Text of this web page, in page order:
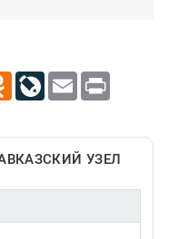
Odnoklassniki
LiveJournal
Email Print
УЗЕЛ